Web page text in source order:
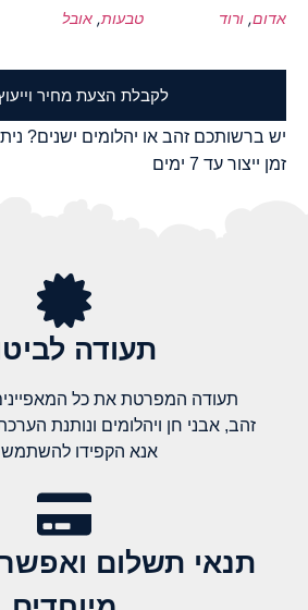
אדום, ורוד טבעות, אובל
לקבלת הצעת מחיר
יש ברשותכם זהב או יהלומים ישנים?
זמן ייצור עד 7 ימים
תעודה
תעודה המפרטת את כל
זהב, אבני חן ויהלומים ונותנת
אנא הקפידו
תנאי תשלום